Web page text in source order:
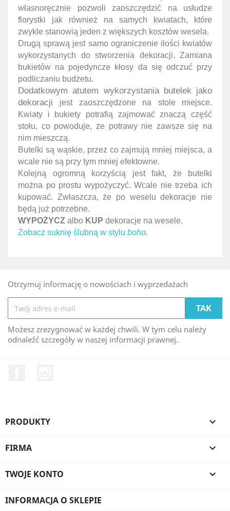
własnoręcznie pozwoli zaoszczędzić na usłudze
florystki jak również na samych kwiatach, które
zwykle stanowią jeden z większych kosztów wesela.
Drugą sprawą jest samo ograniczenie ilości kwiatów
wykorzystanych do stworzenia dekoracji. Zamiana
bukietów na pojedyncze kłosy da się odczuć przy
podliczaniu budżetu.
Dodatkowymatutem wykorzystania butelek jako
dekoracji
jest zaoszczędzone na stole miejsce.
Kwiaty i bukiety potrafią zajmować znaczą część
stołu, co powoduje, że potrawy nie zawsze się na
nim mieszczą.
Butelki są wąskie, przez co zajmują mniej miejsca, a
wcale nie są przy tym mniej efektowne.
Kolejną ogromną korzyścią jest fakt, że butelki
można po prostu wypożyczyć. Wcale nie trzeba ich
kupować. Zwłaszcza, że po weselu dekoracje nie
będą już potrzebne.
WYPOŻYCZ albo KUP dekoracje na wesele.
Zobacz suknię ślubną w stylu boho.
Otrzymuj informację o nowościach i wyprzedażach
Możesz zrezygnować w każdej chwili. W tym celu należy
odnaleźć szczegóły w naszej informacji prawnej.
PRODUKTY 
FIRMA 
TWOJE KONTO 
INFORMACJA O SKLEPIE